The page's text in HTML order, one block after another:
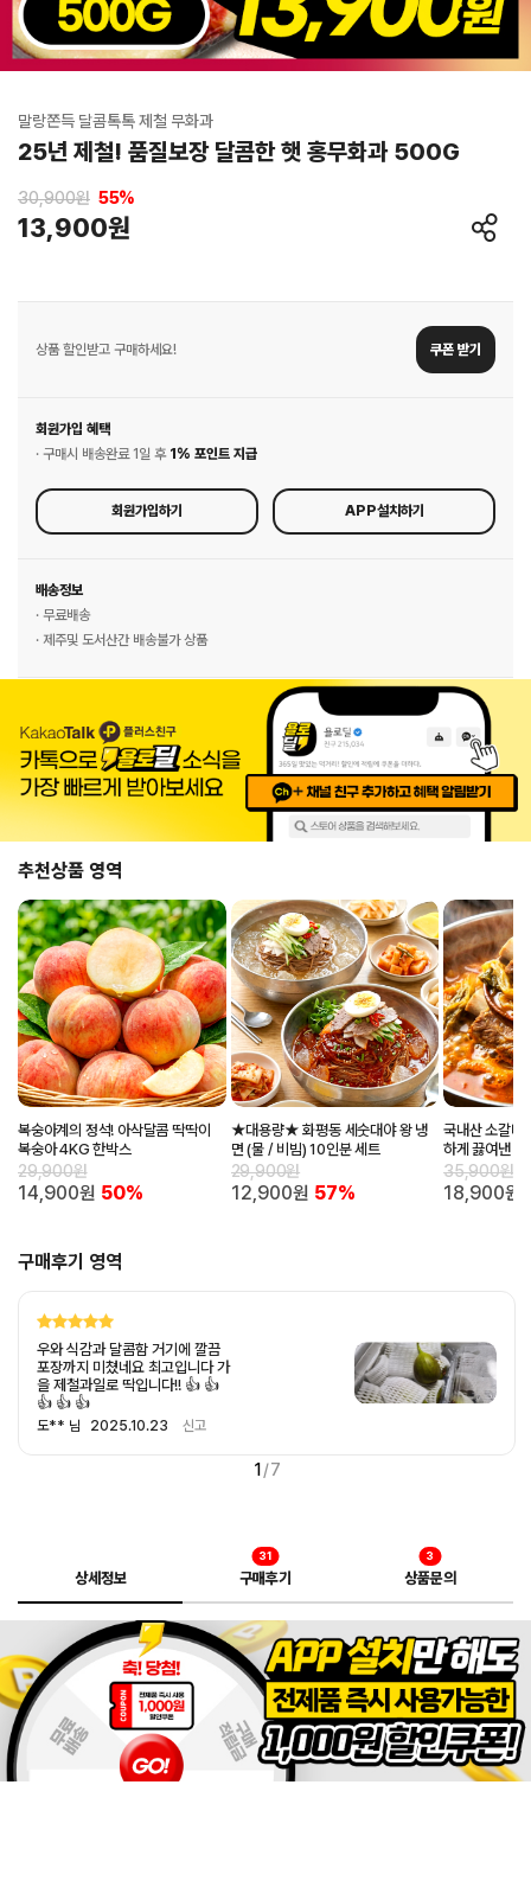
말랑쫀득 달콤톡톡 제철 무화과
25년 제철! 품질보장 달콤한 햇 홍무화과 500G
30,900원 55%
13,900원
상품 할인받고 구매하세요! 쿠폰 받기
회원가입 혜택
· 구매시 배송완료 1일 후 1% 포인트 지급
회원가입하기 APP설치하기
배송정보
· 무료배송
· 제주및 도서산간 배송불가 상품
추천상품 영역
복숭아계의 정석! 아삭달콤 딱딱이
복숭아 4KG 한박스
29,900원
14,900원 50%
★대용량★ 화평동 세숫대야 왕 냉
면 (물 / 비빔) 10인분 세트
29,900원
12,900원 57%
국내산 소갈비
하게 끓여낸
팩
35,900원
18,900원
구매후기 영역
우와 식감과 달콤함 거기에 깔끔
포장까지 미쳤네요 최고입니다 가
을 제철과일로 딱입니다!! 👍 👍
👍 👍 👍
도** 님 2025.10.23 신고
1 /7
상세정보 구매후기
31
상품문의
3